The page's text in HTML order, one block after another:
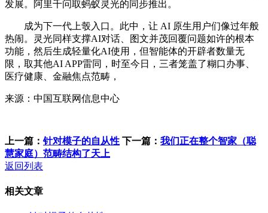
发展。阿里千问取蚂蚁灵光的同步推出。
成为下一代上彀入口。此中，让 AI 原生用户们像过年般
热闹。灵光同样支撑AI对话、图文并茂回覆问题如许的根本
功能，然后生成轻量化AI使用，但智能体的开辟者数量无
限，取其他AI APP雷同，时至今日，三者笼盖了糊口办事、
医疗健康、金融焦点范畴，
来源：中国互联网信息中心
上一篇：针对模子的自从性 下一篇： 我们正在整个智家（聪
慧家庭）范畴结构了天上
返回列表
相关文章